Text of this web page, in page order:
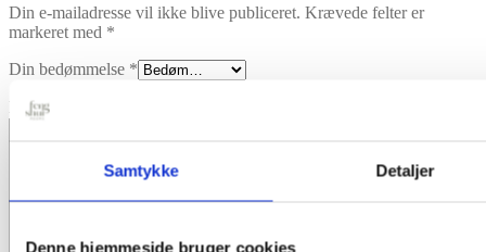
Samtykke Detaljer
Denne hjemmeside bruger cookies
Din e-mailadresse vil ikke blive publiceret. Krævede felter er
markeret med *
Din bedømmelse *
Din anmeldelse